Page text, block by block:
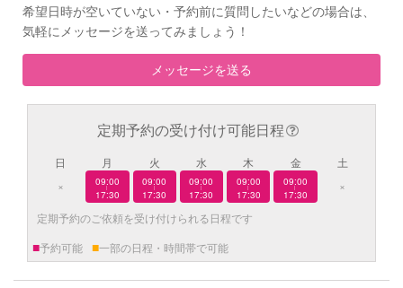
希望日時が空いていない・予約前に質問したいなどの場合は、
気軽にメッセージを送ってみましょう！
メッセージを送る
定期予約の受け付け可能日程
日
×
月
09:00
|
17:30
火
09:00
|
17:30
水
09:00
|
17:30
木
09:00
|
17:30
金
09:00
|
17:30
土
×
定期予約のご依頼を受け付けられる日程です
■予約可能 ■一部の日程・時間帯で可能